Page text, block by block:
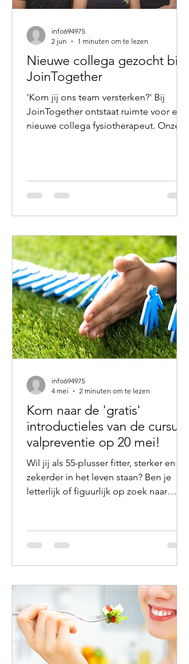
Nieuwe collega gezocht bij
JoinTogether
'Kom jij ons team versterken?' Bij
JoinTogether ontstaat ruimte voor een
nieuwe collega fysiotherapeut. Onze
bij huis. Daardoor zoeken wij iemand
die goed past bij onze manier van
We zoeken een fysiotherapeut met
enige werkervaring, bij voorkeur
iemand die in opleiding is tot een
specialisatie
info694975
2 jun
1 minuten om te lezen
Kom naar de 'gratis'
introductieles van de cursus
valpreventie op 20 mei!
Wil jij als 55-plusser fitter, sterker en
zekerder in het leven staan? Ben je
letterlijk of figuurlijk op zoek naar
hoe? Dan is onze valpreventiecursus
‘Otago’ misschien precies wat je
gezond en in balans ouder kunt
worden. Zo neem je zelf weer de regie
over je gezondheid. Wie geven de
cursus? Wij, Roel Stupers en Danny
Smit van fysiothera
info694975
4 mei
2 minuten om te lezen